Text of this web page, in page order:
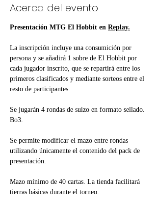
Acerca del evento
Presentación MTG El Hobbit en Replay.
La inscripción incluye una consumición por
persona y se añadirá 1 sobre de El Hobbit por
cada jugador inscrito, que se repartirá entre los
primeros clasificados y mediante sorteos entre el
resto de participantes.
Se jugarán 4 rondas de suizo en formato sellado.
Bo3.
Se permite modificar el mazo entre rondas
utilizando únicamente el contenido del pack de
presentación.
Mazo mínimo de 40 cartas. La tienda facilitará
tierras básicas durante el torneo.